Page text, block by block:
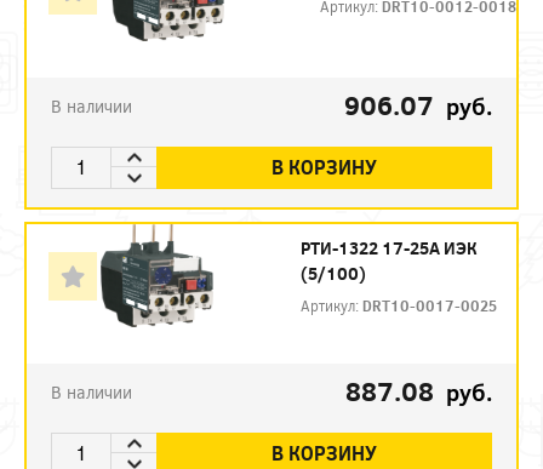
Артикул:DRT10-0012-0018
В наличии 906.07 руб.
В КОРЗИНУ
РТИ-1322 17-25А ИЭК
(5/100)
Артикул:DRT10-0017-0025
В наличии 887.08 руб.
В КОРЗИНУ